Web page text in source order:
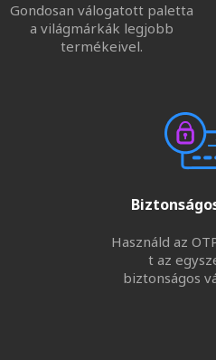
Gondosan válogatott paletta
a világmárkák legjobb
termékeivel.
Használd az
t az
biztonságos